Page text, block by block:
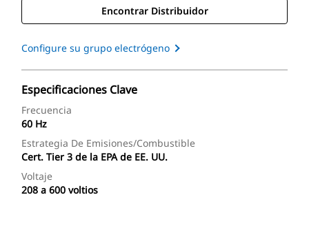
Encontrar Distribuidor
Configure su grupo electrógeno
Especificaciones Clave
Frecuencia
60 Hz
Estrategia De Emisiones/combustible
Cert. Tier 3 de la EPA de EE. UU.
Voltaje
208 a 600 voltios